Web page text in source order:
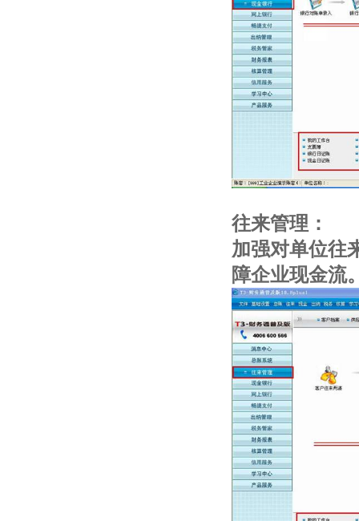
往来管理：
加强对单位往
障企业现金流